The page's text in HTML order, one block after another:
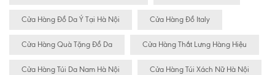
Cửa Hàng Đồ Da Ý Tại Hà Nội Cửa Hàng Đồ Italy
Cửa Hàng Quà Tặng Đồ Da Cửa Hàng Thắt Lưng Hàng Hiệu
Cửa Hàng Túi Da Nam Hà Nội Cửa Hàng Túi Xách Nữ Hà Nội